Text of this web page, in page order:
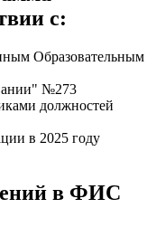
с:
Образовательным
№273
должностей
в 2025 году
в ФИС